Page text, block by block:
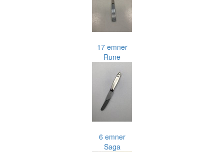
17 emner
Rune
6 emner
Saga